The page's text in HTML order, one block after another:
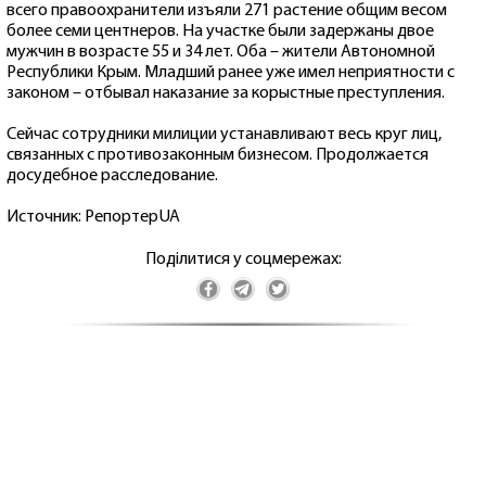
всего правоохранители изъяли 271 растение общим весом
более семи центнеров. На участке были задержаны двое
мужчин в возрасте 55 и 34 лет. Оба – жители Автономной
Республики Крым. Младший ранее уже имел неприятности с
законом – отбывал наказание за корыстные преступления.
Сейчас сотрудники милиции устанавливают весь круг лиц,
связанных с противозаконным бизнесом. Продолжается
досудебное расследование.
Источник: РепортерUA
Поділитися у соцмережах: